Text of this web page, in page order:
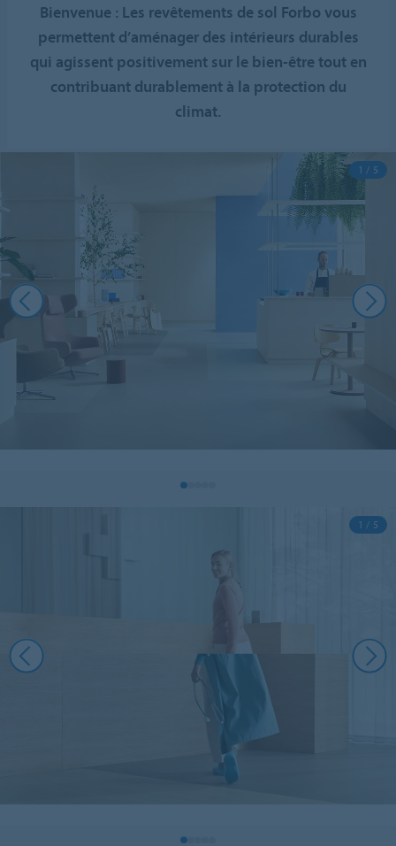
Bienvenue : Les revêtements de sol Forbo vous
permettent d’aménager des intérieurs durables
qui agissent positivement sur le bien-être tout en
contribuant durablement à la protection du
climat.
1 / 5
1 / 5